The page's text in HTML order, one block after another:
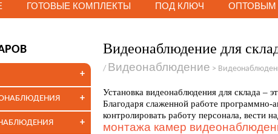
ГОТОВЫЕ КОМПЛЕКТЫ ПОД КЛЮЧ ОПТОВЫМ
Видеонаблюдение для
/ Видеонаблюдение >
Установка видеонаблюдения для склада –
Благодаря слаженной работе программно-
контролировать работу персонала, вести
монтажа камер
+
+
+